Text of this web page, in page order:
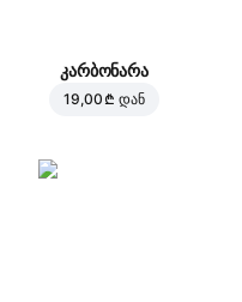
კარბონარა
19,00 ₾ დან